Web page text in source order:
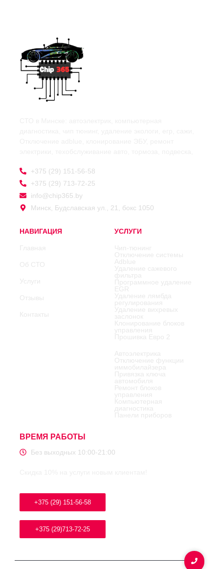
+375 (29) 151-56-58
+375 (29) 713-72-25
info@chip365.by
Минск, Будславская ул., 21, бокс 1050
НАВИГАЦИЯ
Главная
Об СТО
Услуги
Отзывы
Контакты
УСЛУГИ
Чип-тюнинг
Отключение системы
Adblue
Удаление сажевого
фильтра
Программное удаление
EGR
Удаление лямбда
регулирования
Удаление вихревых
заслонок
Клонирование блоков
управления
Прошивка Евро 2
Автоэлектрика
Отключение функции
иммобилайзера
Привязка ключа
автомобиля
Ремонт блоков
управления
Компьютерная
диагностика
Панели приборов
ВРЕМЯ РАБОТЫ
Без выходных 10:00-21:00
+375 (29) 151-56-58
+375 (29)713-72-25